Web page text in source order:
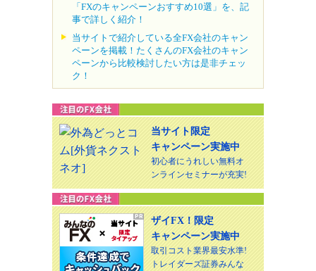
「FXのキャンペーンおすすめ10選」を、記
事で詳しく紹介！
当サイトで紹介している全FX会社のキャン
ペーンを掲載！たくさんのFX会社のキャン
ペーンから比較検討したい方は是非チェッ
ク！
当サイト限定
キャンペーン実施中
初心者にうれしい無料オ
ンラインセミナーが充実!
ザイFX！限定
キャンペーン実施中
取引コスト業界最安水準!
トレイダーズ証券みんな